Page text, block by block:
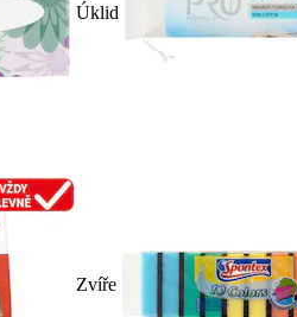
Úklid
Zvíře